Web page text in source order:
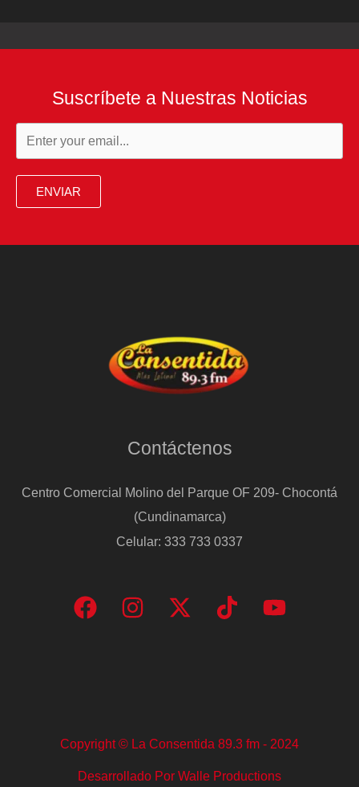
Suscríbete a Nuestras Noticias
ENVIAR
Contáctenos
Centro Comercial Molino del Parque OF 209- Chocontá
(Cundinamarca)
Celular: 333 733 0337
Copyright © La Consentida 89.3 fm - 2024
Desarrollado Por Walle Productions